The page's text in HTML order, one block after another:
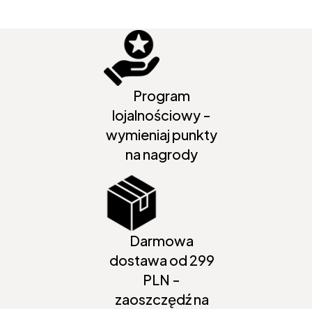
Program
lojalnościowy -
wymieniaj punkty
na nagrody
Darmowa
dostawa od 299
PLN -
zaoszczędź na